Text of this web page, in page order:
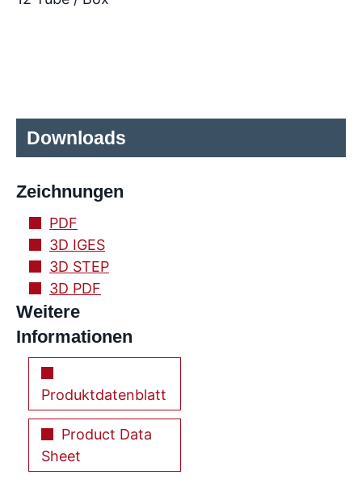
Downloads
Zeichnungen
PDF
3D IGES
3D STEP
3D PDF
Weitere
Informationen
Produktdatenblatt
Product Data
Sheet